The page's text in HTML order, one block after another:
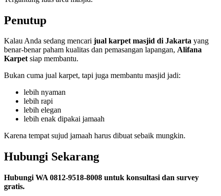
Penutup
Kalau Anda sedang mencari jual karpet masjid di Jakarta yang
benar-benar paham kualitas dan pemasangan lapangan, Alifana
Karpetsiap membantu.
Bukan cuma jual karpet, tapi juga membantu masjid jadi:
lebih nyaman
lebih rapi
lebih elegan
lebih enak dipakai jamaah
Karena tempat sujud jamaah harus dibuat sebaik mungkin.
Hubungi Sekarang
Hubungi WA 0812-9518-8008 untuk konsultasi dan survey
gratis.